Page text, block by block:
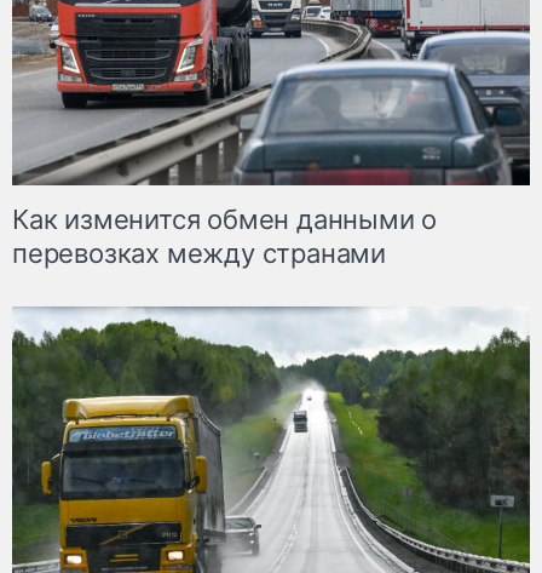
Как изменится обмен данными о
перевозках между странами